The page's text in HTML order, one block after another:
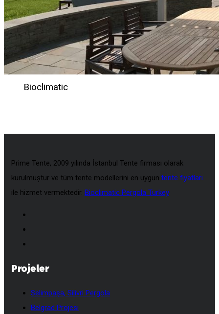
Bioclimatic
Prime Tente, 2009 yılında İstanbul Tente firması olarak
kurulmuştur ve tüm tente modellerini en uygun tente fiyatları
ile hizmet vermektedir. Bioclimatic Pergola Turkey
Projeler
Selimpaşa, Silivri Pergola
Belgrad Projesi